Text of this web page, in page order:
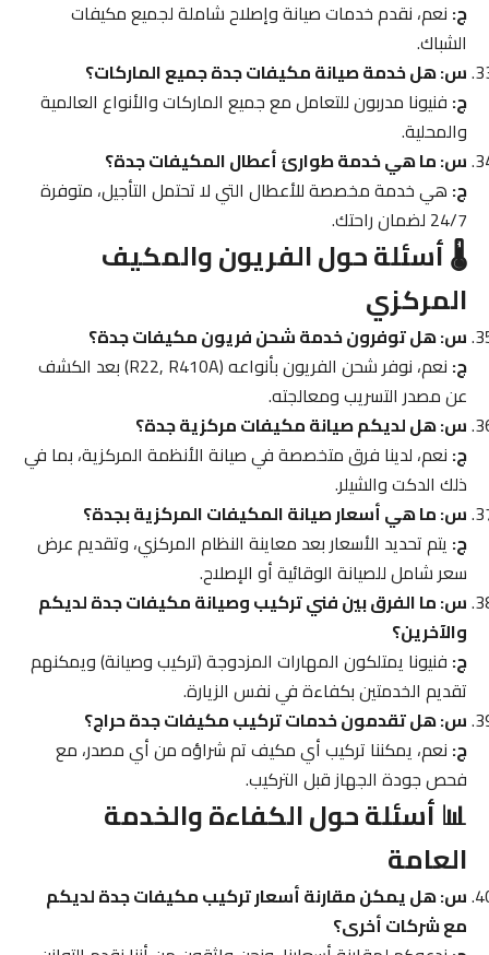
ج: نعم، نقدم خدمات صيانة وإصلاح شاملة لجميع مكيفات
الشباك.
س: هل خدمة صيانة مكيفات جدة جميع الماركات؟
ج: فنيونا مدربون للتعامل مع جميع الماركات والأنواع العالمية
والمحلية.
س: ما هي خدمة طوارئ أعطال المكيفات جدة؟
ج: هي خدمة مخصصة للأعطال التي لا تحتمل التأجيل، متوفرة
24/7 لضمان راحتك.
🌡️ أسئلة حول الفريون والمكيف
المركزي
س: هل توفرون خدمة شحن فريون مكيفات جدة؟
ج:
نعم، نوفر شحن الفريون بأنواعه (R22, R410A) بعد الكشف
عن مصدر التسريب ومعالجته.
س: هل لديكم صيانة مكيفات مركزية جدة؟
ج: نعم، لدينا فرق متخصصة في صيانة الأنظمة المركزية، بما في
ذلك الدكت والشيلر.
س: ما هي أسعار صيانة المكيفات المركزية بجدة؟
ج: يتم تحديد الأسعار بعد معاينة النظام المركزي، وتقديم عرض
سعر شامل للصيانة الوقائية أو الإصلاح.
س: ما الفرق بين فني تركيب وصيانة مكيفات جدة لديكم
والآخرين؟
ج: فنيونا يمتلكون المهارات المزدوجة (تركيب وصيانة) ويمكنهم
تقديم الخدمتين بكفاءة في نفس الزيارة.
س: هل تقدمون خدمات تركيب مكيفات جدة حراج؟
ج: نعم، يمكننا تركيب أي مكيف تم شراؤه من أي مصدر، مع
فحص جودة الجهاز قبل التركيب.
📊 أسئلة حول الكفاءة والخدمة
العامة
س: هل يمكن مقارنة أسعار تركيب مكيفات جدة لديكم
مع شركات أخرى؟